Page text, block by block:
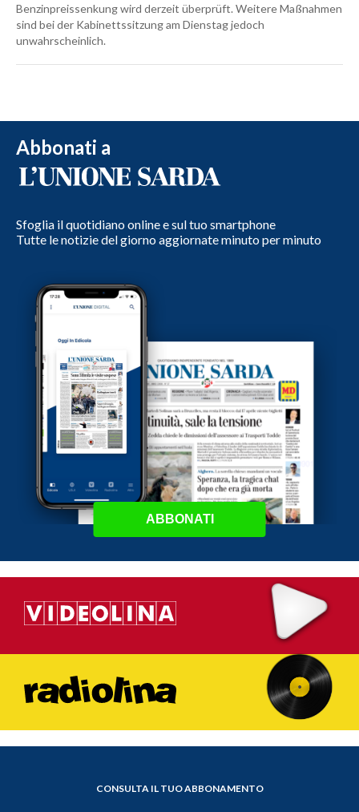
Benzinpreissenkung wird derzeit überprüft. Weitere Maßnahmen
sind bei der Kabinettssitzung am Dienstag jedoch
unwahrscheinlich.
Abbonati a
Sfoglia il quotidiano online e sul tuo smartphone
Tutte le notizie del giorno aggiornate minuto per minuto
ABBONATI
CONSULTA IL TUO ABBONAMENTO